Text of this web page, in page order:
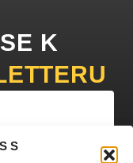
S
K